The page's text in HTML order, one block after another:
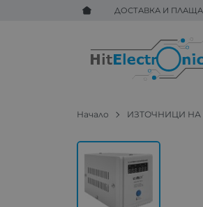
ДОСТАВКА И
Начало ИЗТОЧНИЦИ НА